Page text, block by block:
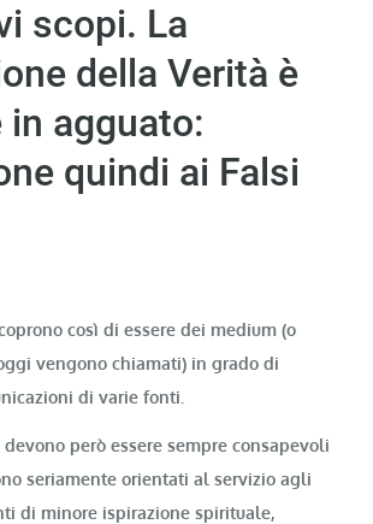
scopi. La
della Verità è
in agguato:
quindi ai Falsi
così di essere dei medium (o
vengono chiamati) in grado di
di varie fonti.
però essere sempre consapevoli
seriamente orientati al servizio agli
di minore ispirazione spirituale,